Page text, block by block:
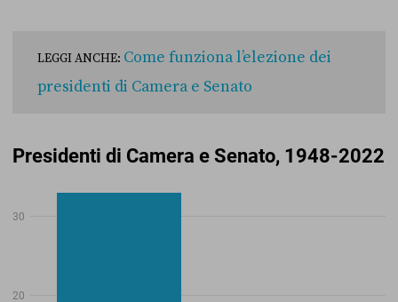
LEGGI ANCHE: Come funziona l’elezione dei
presidenti di Camera e Senato